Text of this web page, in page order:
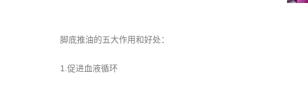
脚底推油的五大作用和好处：
1.促进血液循环